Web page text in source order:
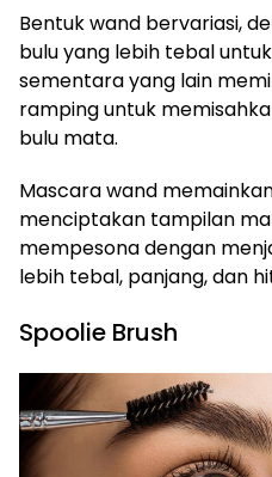
Bentuk wand bervariasi,
bulu yang lebih tebal
sementara yang lain
ramping untuk
bulu mata.
Mascara wand
menciptakan tampilan
mempesona dengan
lebih tebal, panjang, dan
Spoolie Brush